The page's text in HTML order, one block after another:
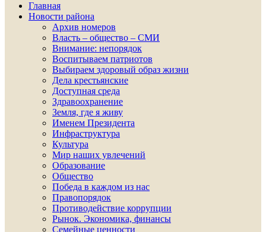
Главная
Новости района
Архив номеров
Власть – общество – СМИ
Внимание: непорядок
Воспитываем патриотов
Выбираем здоровый образ жизни
Дела крестьянские
Доступная среда
Здравоохранение
Земля, где я живу
Именем Президента
Инфраструктура
Культура
Мир наших увлечений
Образование
Общество
Победа в каждом из нас
Правопорядок
Противодействие коррупции
Рынок. Экономика, финансы
Семейные ценности